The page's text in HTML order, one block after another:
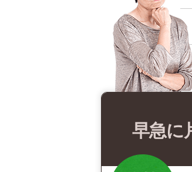
早急に